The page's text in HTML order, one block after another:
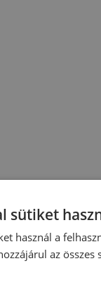
sütiket
használ a
az